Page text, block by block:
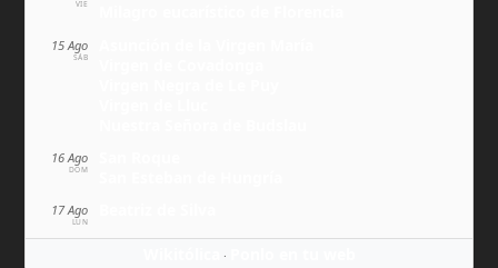
VIE
15 Ago
SÁB
16 Ago
DOM
17 Ago
LUN
·